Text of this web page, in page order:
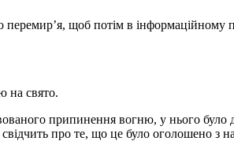
щоб потім в інформаційному
на свято.
припинення вогню, у нього було
про те, що це було оголошено з